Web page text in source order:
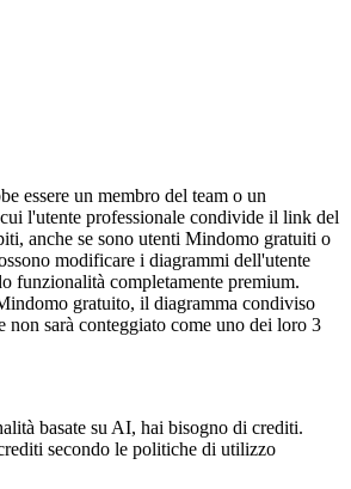
essere un membro del team o un
l'utente professionale condivide il link del
anche se sono utenti Mindomo gratuiti o
modificare i diagrammi dell'utente
funzionalità completamente premium.
gratuito, il diagramma condiviso
non sarà conteggiato come uno dei loro 3
basate su AI, hai bisogno di crediti.
secondo le politiche di utilizzo